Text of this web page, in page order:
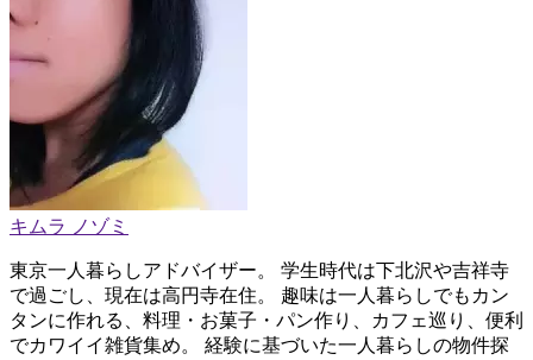
キムラ ノゾミ
東京一人暮らしアドバイザー。 学生時代は下北沢や吉祥寺
で過ごし、現在は高円寺在住。 趣味は一人暮らしでもカン
タンに作れる、料理・お菓子・パン作り、カフェ巡り、便利
でカワイイ雑貨集め。 経験に基づいた一人暮らしの物件探